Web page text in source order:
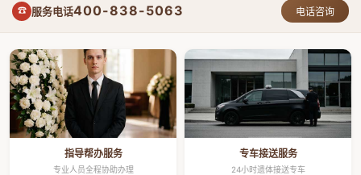
☎ 服务电话400-838-5063 电话咨询
指导帮办服务
专业人员全程协助办理
专车接送服务
24小时遗体接送专车